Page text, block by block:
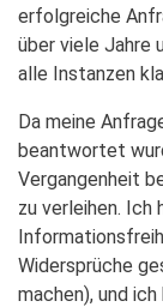
erfolgreiche
über viele Jahre
alle Instanzen
Da meine
beantwortet
Vergangenheit
zu verleihen. Ich
Widersprüche
machen), und